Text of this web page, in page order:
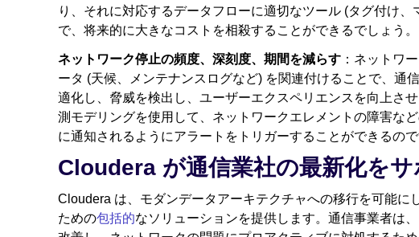
り、それに対応するデータフローに適切なツール (タグ付け
で、将来的に大きなコストを相殺することができるでしょう。
ネットワーク停止の頻度、深刻度、期間を減らす ：ネットワ
ータ (天候、メンテナンスログなど) を関連付けることで、通
適化し、脅威を検出し、ユーザーエクスペリエンスを向上さ
測モデリングを使用して、ネットワークエレメントの障害な
に通知されるようにアラートをトリガーすることができるので
Cloudera が通信業社の最新化をサ
Cloudera は、モダンデータアーキテクチャへの移行を可能に
ための包括的なソリューションを提供します。通信事業者は